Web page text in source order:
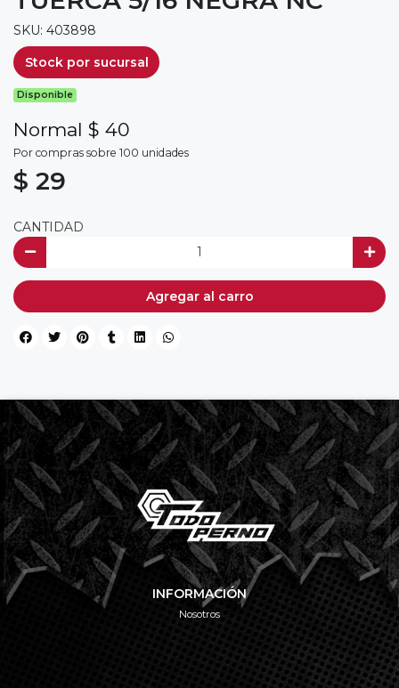
SKU: 403898
Stock por sucursal
Disponible
Normal $ 40
Por compras sobre 100 unidades
$ 29
CANTIDAD
Agregar al carro
INFORMACIÓN
Nosotros